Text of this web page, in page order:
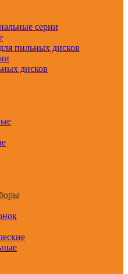
серии
пильных дисков
дисков